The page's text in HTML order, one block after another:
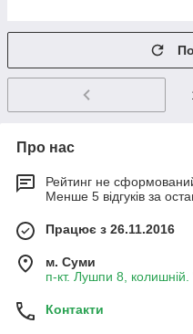
Про нас
Рейтинг не
Менше 5 відгуків за
Працює з 26.11.2016
м. Суми
п-кт. Лушпи 8,
Контакти